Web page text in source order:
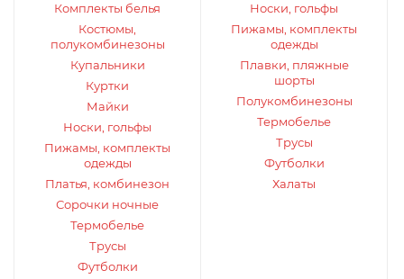
Комплекты белья
Костюмы,
полукомбинезоны
Купальники
Куртки
Майки
Носки, гольфы
Пижамы, комплекты
одежды
Платья, комбинезон
Сорочки ночные
Термобелье
Трусы
Футболки
Носки, гольфы
Пижамы, комплекты
одежды
Плавки, пляжные
шорты
Полукомбинезоны
Термобелье
Трусы
Футболки
Халаты